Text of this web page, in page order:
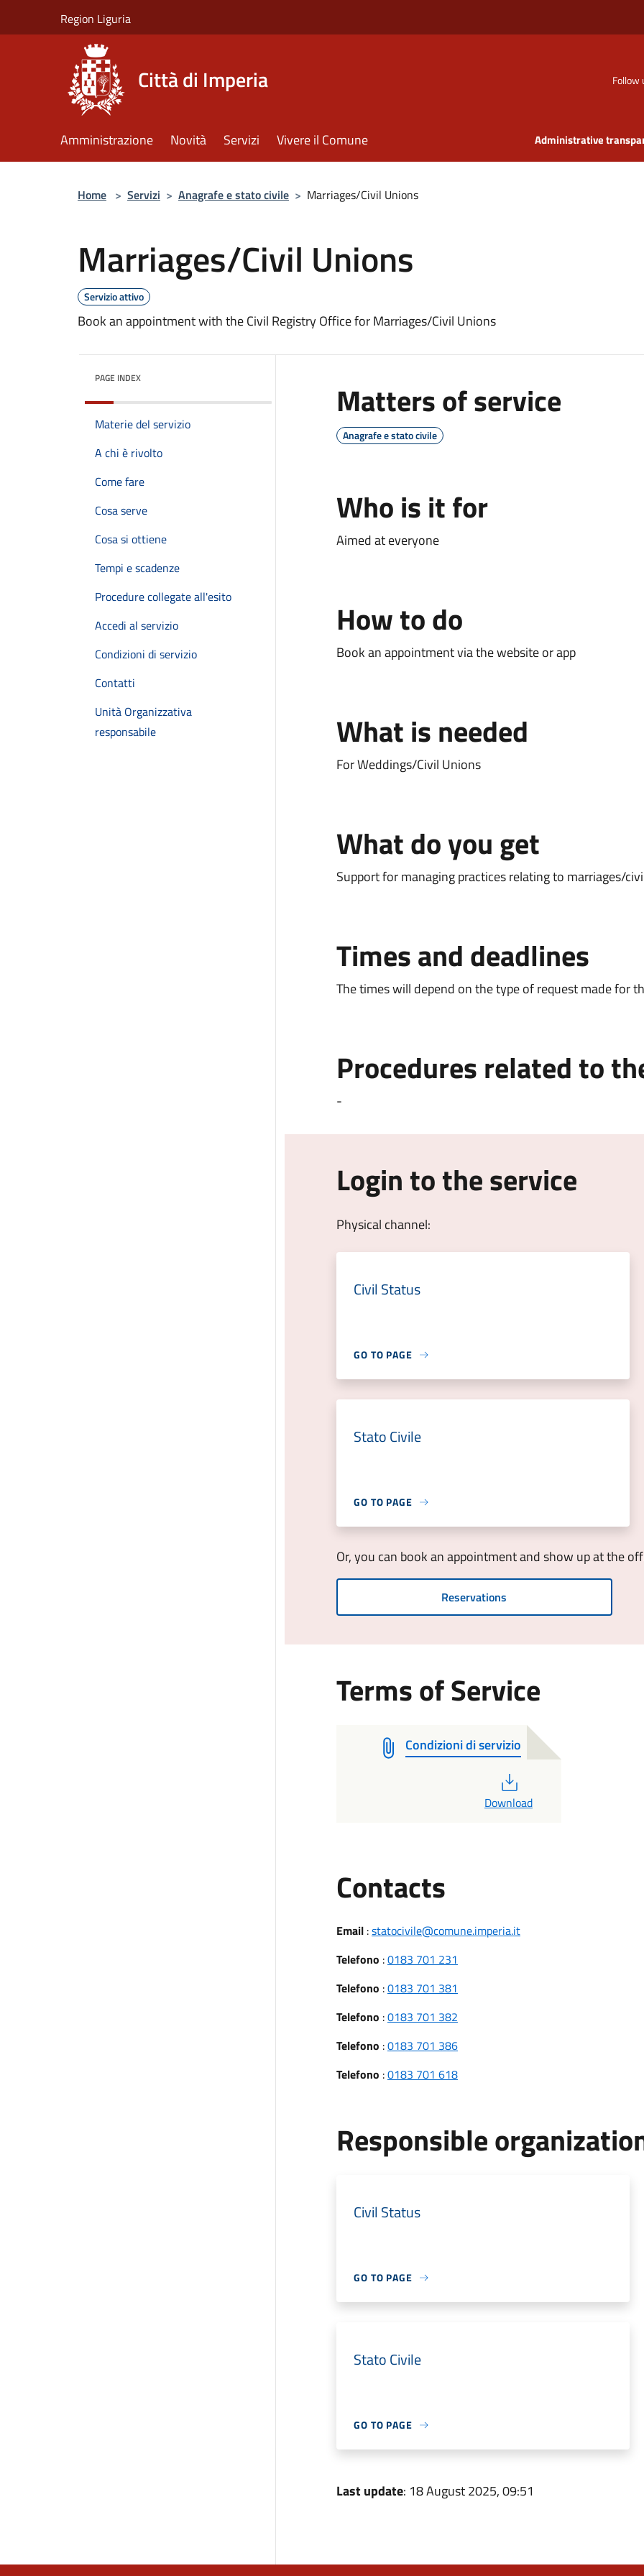
Region Liguria
Città di Imperia Follow
Amministrazione Novità Servizi Vivere il Comune Administrative
Home > Servizi > Anagrafe e stato civile > Marriages/Civil Unions
Marriages/Civil Unions
Servizio attivo
Book an appointment with the Civil Registry Office for Marriages/Civil Unions
PAGE INDEX
Materie del servizio
A chi è rivolto
Come fare
Cosa serve
Cosa si ottiene
Tempi e scadenze
Procedure collegate all'esito
Accedi al servizio
Condizioni di servizio
Contatti
Unità Organizzativa
responsabile
Matters of service
Anagrafe e stato civile
Who is it for
Aimed at everyone
How to do
Book an appointment via the website or app
What is needed
For Weddings/Civil Unions
What do you get
Support for managing practices relating to marriages/
Times and deadlines
The times will depend on the type of request made for
Procedures related to
-
Login to the service
Physical channel:
Civil Status
GO TO PAGE
Stato Civile
GO TO PAGE
Or, you can book an appointment and show up at the
Reservations
Terms of Service
Condizioni di servizio
Download
ContactsUtili
Email:statocivile@comune.imperia.it
Telefono :0183 701 231
Telefono :0183 701 381
Telefono :0183 701 382
Telefono :0183 701 386
Telefono :0183 701 618
Responsible
Civil Status
GO TO PAGE
Stato Civile
GO TO PAGE
Last update: 18 August 2025, 09:51